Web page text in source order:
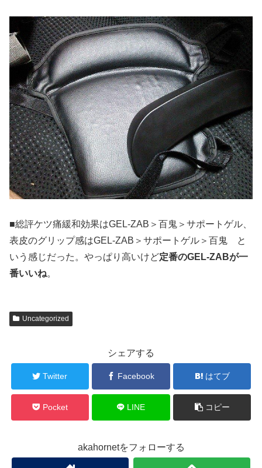
■総評ケツ痛緩和効果はGEL-ZAB＞百鬼＞サポートゲル、
表皮のグリップ感はGEL-ZAB＞サポートゲル＞百鬼 と
いう感じだった。やっぱり高いけど定番のGEL-ZABが一
番いいね。
Uncategorized
シェアする
Twitter Facebook はてブ
Pocket LINE コピー
akahornetをフォローする